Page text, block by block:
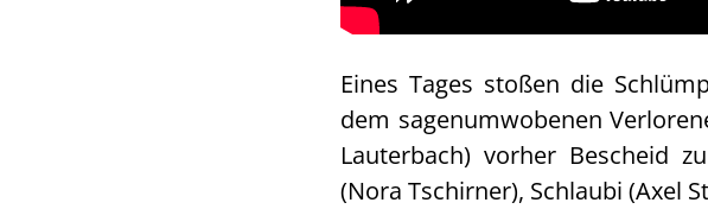
Eines Tages stoßen die
dem sagenumwobenen
Lauterbach) vorher Bescheid
(Nora Tschirner), Schlaubi (Axel